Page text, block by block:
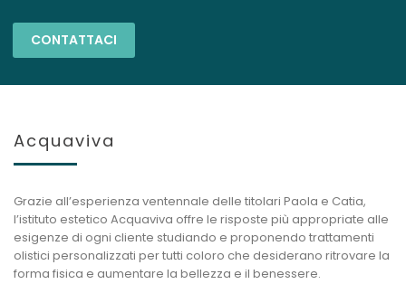
CONTATTACI
Acquaviva
Grazie all’esperienza ventennale delle titolari Paola e Catia,
l’istituto estetico Acquaviva offre le risposte più appropriate alle
esigenze di ogni cliente studiando e proponendo trattamenti
olistici personalizzati per tutti coloro che desiderano ritrovare la
forma fisica e aumentare la bellezza e il benessere.